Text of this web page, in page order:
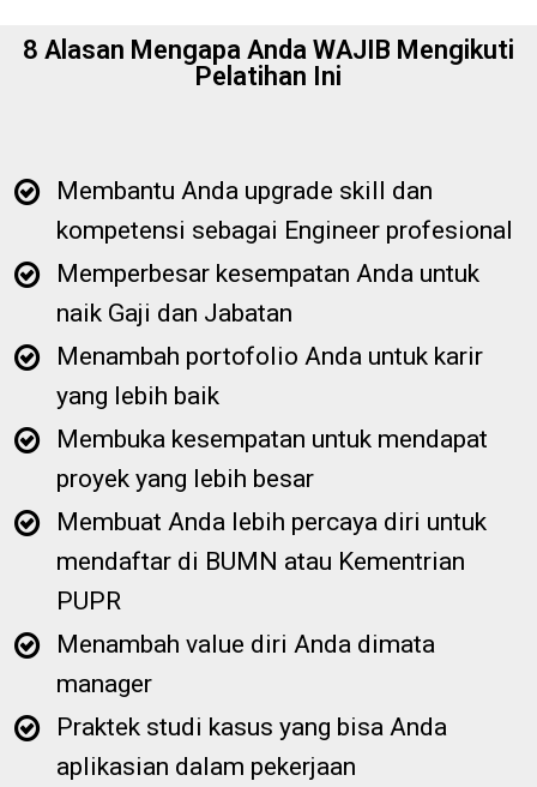
8 Alasan Mengapa Anda WAJIB Mengikuti
Pelatihan Ini
Membantu Anda upgrade skill dan
kompetensi sebagai Engineer profesional
Memperbesar kesempatan Anda untuk
naik Gaji dan Jabatan
Menambah portofolio Anda untuk karir
yang lebih baik
Membuka kesempatan untuk mendapat
proyek yang lebih besar
Membuat Anda lebih percaya diri untuk
mendaftar di BUMN atau Kementrian
PUPR
Menambah value diri Anda dimata
manager
Praktek studi kasus yang bisa Anda
aplikasian dalam pekerjaan